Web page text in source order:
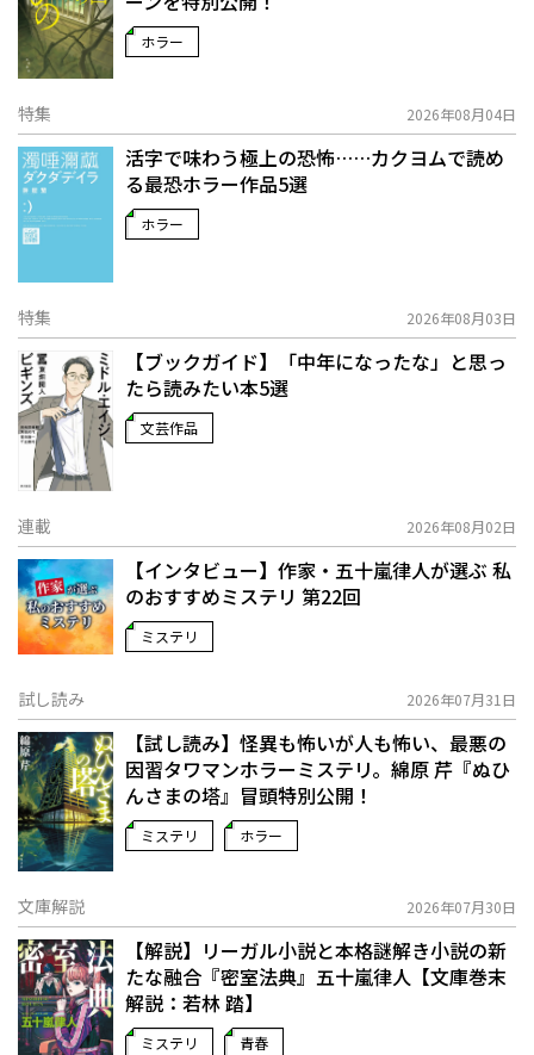
ホラー
特集 2026年08月04日
活字で味わう極上の恐怖……カクヨムで読め
る最恐ホラー作品5選
ホラー
特集 2026年08月03日
【ブックガイド】「中年になったな」と思っ
たら読みたい本5選
文芸作品
連載 2026年08月02日
【インタビュー】作家・五十嵐律人が選ぶ 私
のおすすめミステリ 第22回
ミステリ
試し読み 2026年07月31日
【試し読み】怪異も怖いが人も怖い、最悪の
因習タワマンホラーミステリ。綿原 芹『ぬひ
んさまの塔』冒頭特別公開！
ミステリ ホラー
文庫解説 2026年07月30日
【解説】リーガル小説と本格謎解き小説の新
たな融合――『密室法典』五十嵐律人【文庫巻末
解説：若林 踏】
ミステリ 青春